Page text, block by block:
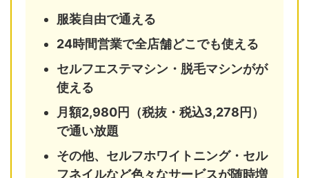
服装自由で通える
24時間営業で全店舗どこでも使える
セルフエステマシン・脱毛マシンがが
使える
月額2,980円（税抜・税込3,278円）
で通い放題
その他、セルフホワイトニング・セル
フネイルなど色々なサービスが随時増